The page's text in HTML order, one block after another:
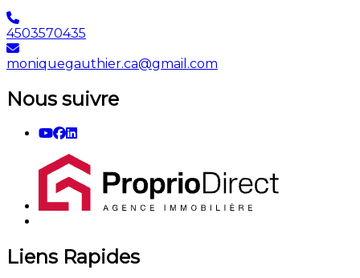
4503570435
moniquegauthier.ca@gmail.com
Nous suivre
Liens Rapides